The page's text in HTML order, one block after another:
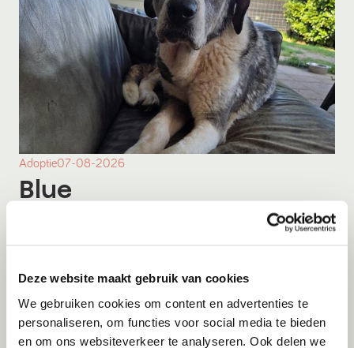
Deze website maakt gebruik van cookies
We gebruiken cookies om content en advertenties te
personaliseren, om functies voor social media te bieden
en om ons websiteverkeer te analyseren. Ook delen we
Adoptie07-08-2026
Blue